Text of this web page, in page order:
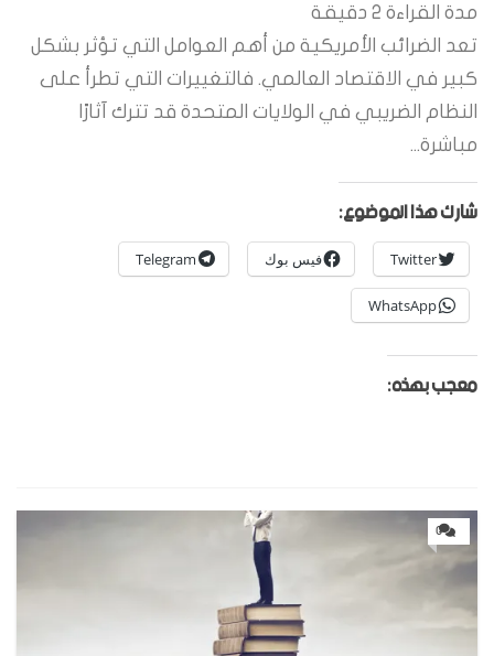
مدة القراءة 2 دقيقة
تعد الضرائب الأمريكية من أهم العوامل التي تؤثر بشكل
كبير في الاقتصاد العالمي. فالتغييرات التي تطرأ على
النظام الضريبي في الولايات المتحدة قد تترك آثارًا
مباشرة...
شارك هذا الموضوع:
Twitter فيس بوك Telegram
WhatsApp
معجب بهذه:
0